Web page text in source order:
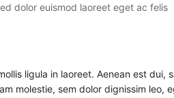
dolor euismod laoreet eget ac felis
ligula in laoreet. Aenean est
molestie, sem dolor dignissim leo,